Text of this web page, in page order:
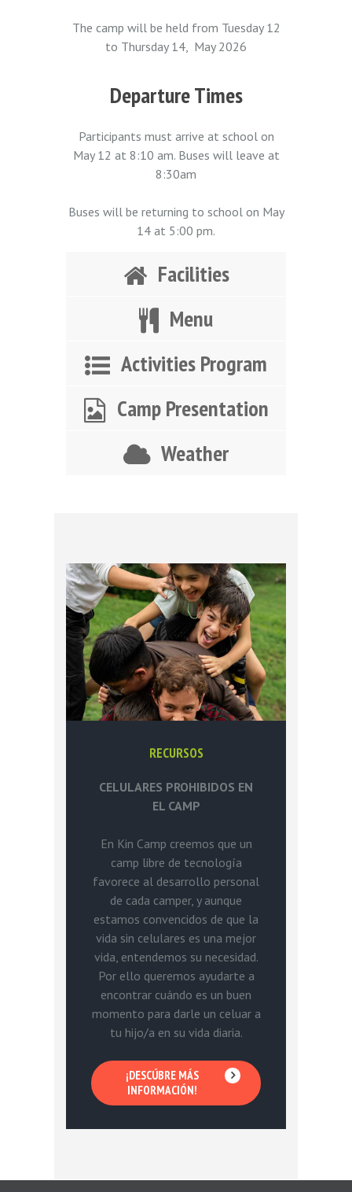
The camp will be held from Tuesday 12
to Thursday 14, May 2026
Departure Times
Participants must arrive at school on
May 12 at 8:10 am. Buses will leave at
8:30am
Buses will be returning to school on May
14 at 5:00 pm.
Facilities
Menu
Activities Program
Camp Presentation
Weather
RECURSOS
CELULARES PROHIBIDOS EN
EL CAMP
En Kin Camp creemos que un
camp libre de tecnología
favorece al desarrollo personal
de cada camper, y aunque
estamos convencidos de que la
vida sin celulares es una mejor
vida, entendemos su necesidad.
Por ello queremos ayudarte a
encontrar cuándo es un buen
momento para darle un celuar a
tu hijo/a en su vida diaria.
¡DESCÚBRE MÁS
INFORMACIÓN!